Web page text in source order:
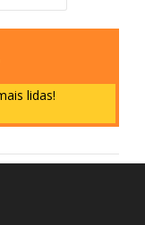
lidas!